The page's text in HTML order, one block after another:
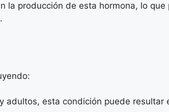
la producción de esta hormona, lo
esta condición puede